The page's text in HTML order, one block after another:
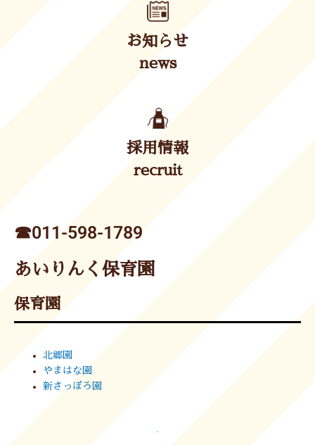
お知らせ
news
採用情報
recruit
☎︎011-598-1789
あいりんく保育園
保育園
北郷園
やまはな園
新さっぽろ園